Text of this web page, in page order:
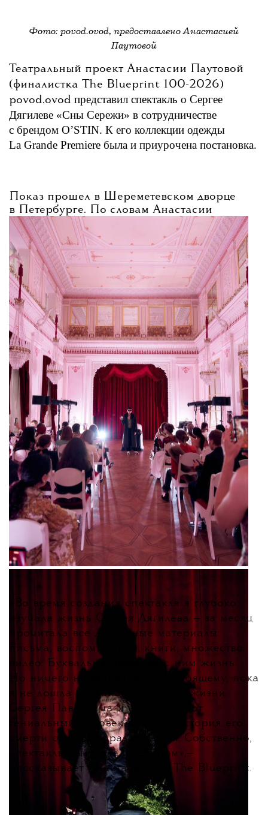
Фото: povod.ovod, предоставлено Анастасией
Паутовой
Театральный проект Анастасии Паутовой
(финалистка The Blueprint 100-2026)
povod.ovod представил спектакль о Сергее
Дягилеве «Сны Сережи» в сотрудничестве
с брендом O’STIN. К его коллекции одежды
La Grande Premiere была и приурочена постановка.
Показ прошел в Шереметевском дворце
в Петербурге. По словам Анастасии
Паутовой, идея спектакля принадлежала
самому бренду — новая коллекция
посвящена «Русским сезонам», и именно
поэтому предложили обратиться к фигуре
Дягилева.
Во время создания спектакля я глубоко
изучала жизнь Сергея Дягилева — за месяц
прочитала все доступные материалы:
письма, воспоминания, книги, множество
видео. Буквально прожила с ним жизнь.
Но ничего не задевало по-настоящему, пока
я не дошла до финальных дней жизни
Сергея Павловича и того, как этот
гениальный человек умирал. История его
смерти сильно поразила меня. Собственно,
спектакль мы сделали об этом »,—
рассказывает Анастасия для The Blueprint.